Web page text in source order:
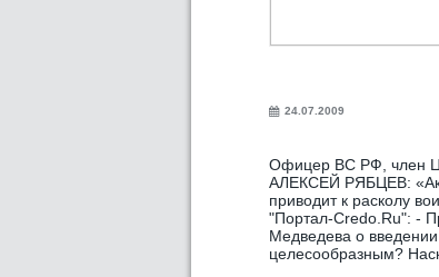
24.07.2009
Офицер ВС РФ, член
АЛЕКСЕЙ РЯБЦЕВ:
приводит к расколу
"Портал-Credo.Ru": -
Медведева о введении
целесообразным?